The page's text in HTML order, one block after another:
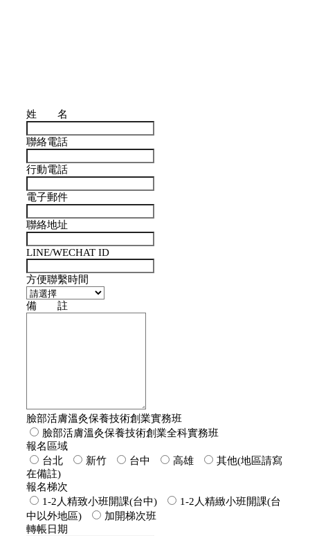
姓 名
聯絡電話
行動電話
電子郵件
聯絡地址
LINE/WECHAT ID
方便聯繫時間
備 註
臉部活膚溫灸保養技術創業實務班
臉部活膚溫灸保養技術創業全科實務班
報名區域
台北
新竹 台中 高雄
其他(地區請寫
在備註)
報名梯次
1-2人精致小班開課(台中)
1-2人精緻小班開課(台
中以外地區)
加開梯次班
轉帳日期